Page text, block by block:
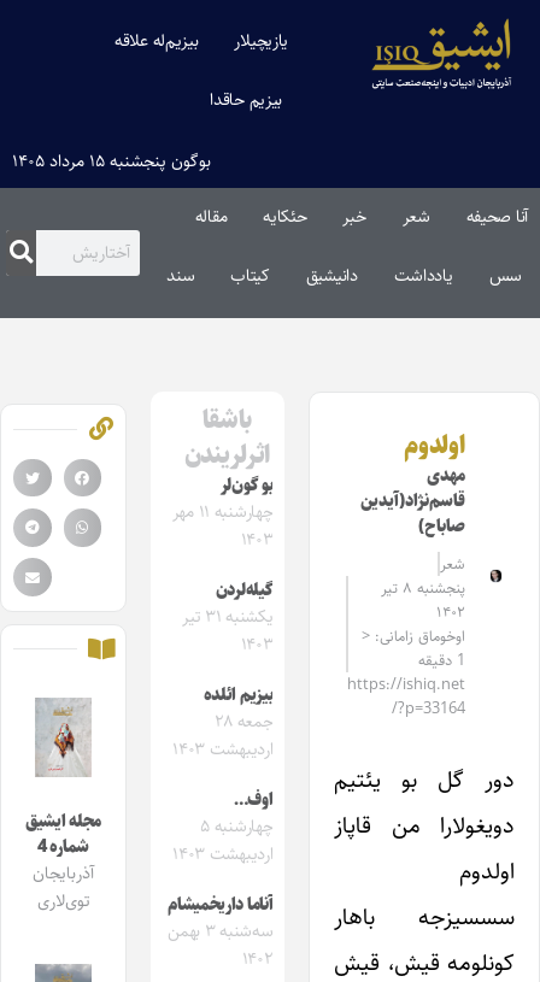
یازیچیلار بیزیم‌له علاقه
بیزیم حاقدا
بوگون پنجشنبه ۱۵ مرداد ۱۴۰۵
آنا صحیفه شعر خبر حئکایه مقاله‌
سس یادداشت دانیشیق کیتاب سند
اولدوم
مهدی
قاسم‌نژاد(آیدین
صاباح)
شعر
پنجشنبه ۸ تیر
۱۴۰۲
اوخوماق زامانی: <
1 دقیقه
https://ishiq.net
/?p=33164
دور گل بو یئتیم
دویغولارا من قاپاز
اولدوم
سسسیزجه باهار
کونلومه قیش، قیش
باشقا
اثرلریندن
بو گون‌لر
چهارشنبه ۱۱ مهر
۱۴۰۳
گیله‌لردن‌‌
یکشنبه ۳۱ تیر
۱۴۰۳
بیزیم ائلده
جمعه ۲۸
اردیبهشت ۱۴۰۳
اوف…
چهارشنبه ۵
اردیبهشت ۱۴۰۳
آناما داریخمیشام
سه‌شنبه ۳ بهمن
۱۴۰۲
مجله ایشیق
شماره 4
آذربایجان
توی‌لاری